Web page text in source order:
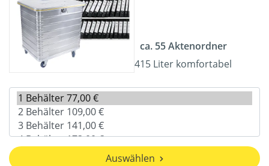
ca. 55 Aktenordner
415 Liter komfortabel
Auswählen